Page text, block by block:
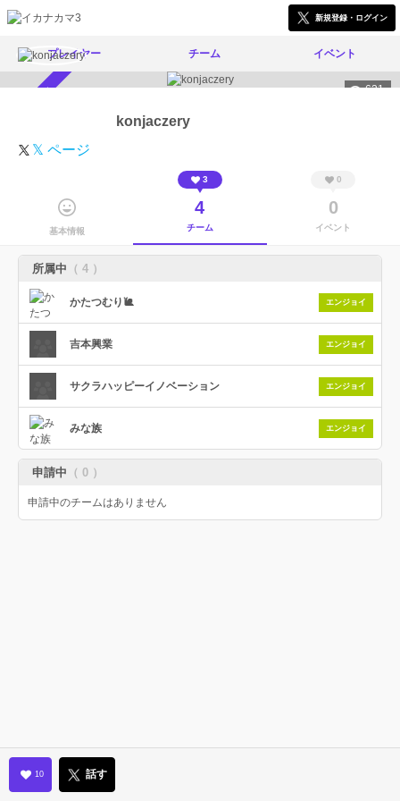
新規登録・ログイン
プレイヤー チーム イベント
621
konjaczery
𝕏 ページ
基本情報
3
4
チーム
0
0
イベント
所属中 （ 4 ）
かたつむり🐌 エンジョイ
吉本興業 エンジョイ
サクラハッピーイノベーション エンジョイ
みな族 エンジョイ
申請中 （ 0 ）
申請中のチームはありません
10 話す